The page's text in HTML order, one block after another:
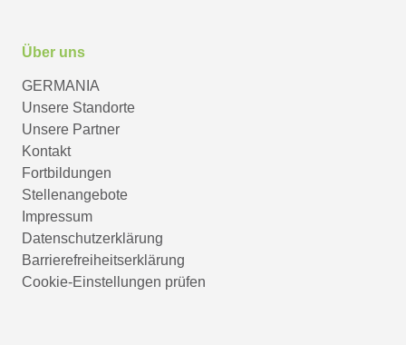
Über uns
GERMANIA
Unsere Standorte
Unsere Partner
Kontakt
Fortbildungen
Stellenangebote
Impressum
Datenschutzerklärung
Barrierefreiheitserklärung
Cookie-Einstellungen prüfen